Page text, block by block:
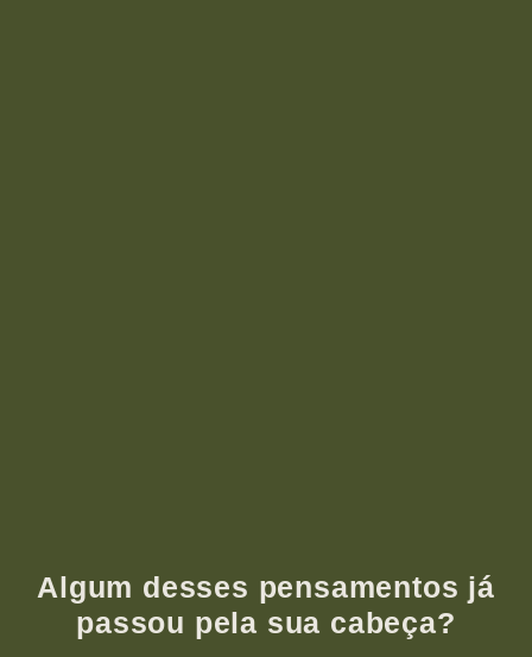
Algum desses pensamentos já
passou pela sua cabeça?